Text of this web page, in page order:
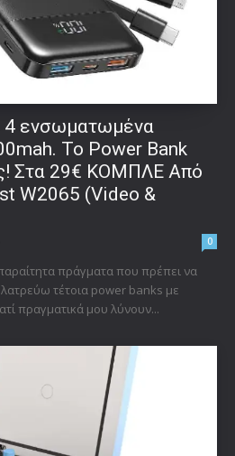
ενσωματωμένα
Το Power Bank
Στα 29€ ΚΟΜΠΛΕ Από
W2065 (Video &
0
πράγματα που πρέπει να
τέτοια power banks με
πραγματικά μου λύνουν...